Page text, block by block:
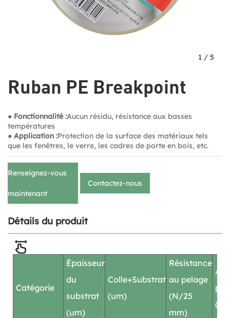
Ruban PE Breakpoint
● Fonctionnalité :Aucun résidu, résistance aux basses
températures
● Application :Protection de la surface des matériaux tels
que les fenêtres, le verre, les cadres de porte en bois, etc.
Renseignez-vous
maintenant
Contactez-nous
1 / 5
Détails du produit
Catégorie
Épaisseur
du
substrat
(um)
Colle+Substrat
(um)
Résistance
au pelage
(N/25
mm)